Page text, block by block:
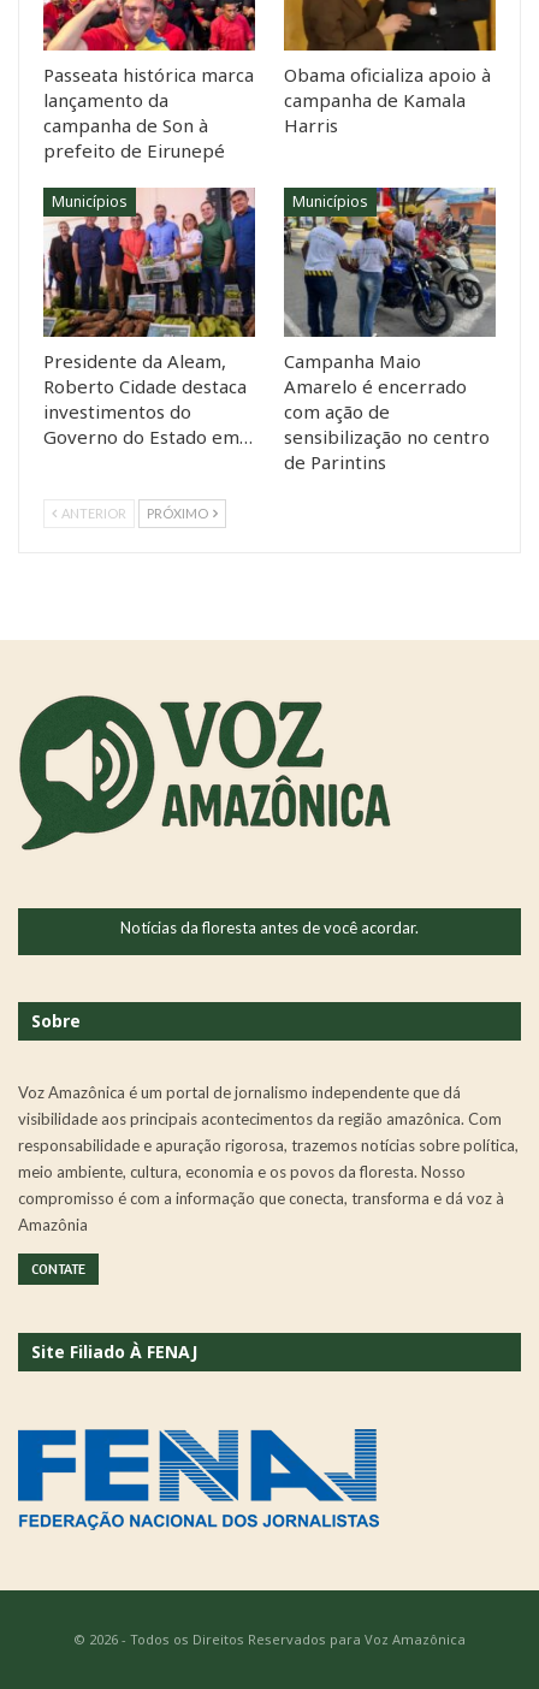
Passeata histórica marca
lançamento da
campanha de Son à
prefeito de Eirunepé
Obama oficializa apoio à
campanha de Kamala
Harris
Municípios
Presidente da Aleam,
Roberto Cidade destaca
investimentos do
Governo do Estado em…
Municípios
Campanha Maio
Amarelo é encerrado
com ação de
sensibilização no centro
de Parintins
ANTERIOR PRÓXIMO
Notícias da floresta antes de você acordar.
Sobre
Voz Amazônica é um portal de jornalismo independente que dá
visibilidade aos principais acontecimentos da região amazônica. Com
responsabilidade e apuração rigorosa, trazemos notícias sobre política,
meio ambiente, cultura, economia e os povos da floresta. Nosso
compromisso é com a informação que conecta, transforma e dá voz à
Amazônia
CONTATE
Site Filiado À FENAJ
© 2026 - Todos os Direitos Reservados para Voz Amazônica